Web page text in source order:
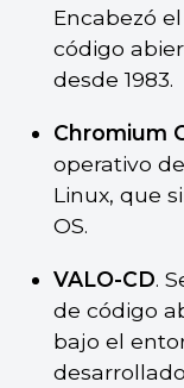
Encabezó
código
desde 1983.
Chromium
operativo
Linux, que
OS.
VALO-CD.
de código
bajo el